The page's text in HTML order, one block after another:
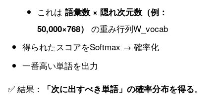
これは 語彙数 × 隠れ次元数（例：
50,000×768）
の重み行列W_vocab
得られたスコアをSoftmax → 確率化
一番高い単語を出力
✅ 結果：
「次に出すべき単語」の確率分布を得る。